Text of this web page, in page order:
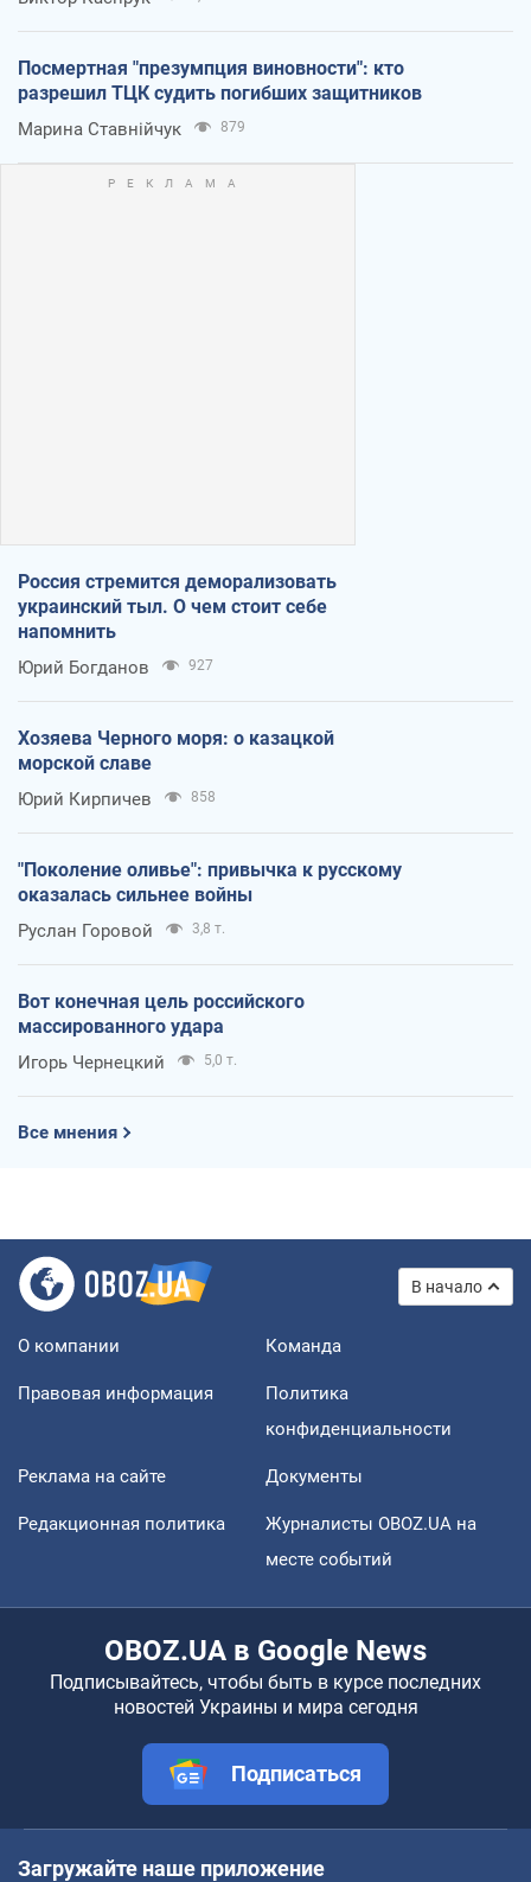
Посмертная "презумпция виновности": кто
разрешил ТЦК судить погибших защитников
Марина Ставнійчук 879
Россия стремится деморализовать
украинский тыл. О чем стоит себе
напомнить
Юрий Богданов 927
Хозяева Черного моря: о казацкой
морской славе
Юрий Кирпичев 858
"Поколение оливье": привычка к русскому
оказалась сильнее войны
Руслан Горовой 3,8 т.
Вот конечная цель российского
массированного удара
Игорь Чернецкий 5,0 т.
Все мнения
В начало
О компании Команда
Правовая информация
Политика
конфиденциальности
Реклама на сайте Документы
Редакционная политика
Журналисты OBOZ.UA на
месте событий
OBOZ.UA в Google News
Подписывайтесь, чтобы быть в курсе последних
новостей Украины и мира сегодня
Подписаться
Загружайте наше приложение